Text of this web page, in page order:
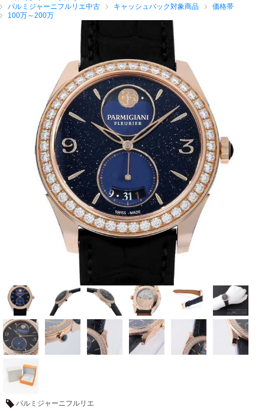
全てのブランドを見
る
ロレックス
パテック
フィリップ
オーデマピゲ ウブロ カルティエ
グランド
セイコー
オメガ IWC
パルミジャーニフルリエ中古
キャッシュバック対象商品
価格帯
100万～200万
パルミジャーニフルリエ